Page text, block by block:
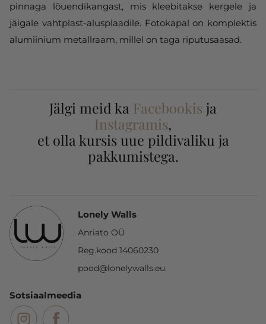
pinnaga lõuendikangast, mis kleebitakse kergele ja
jäigale vahtplast-alusplaadile. Fotokapal on komplektis
alumiinium metallraam, millel on taga riputusaasad.
Jälgi meid ka Facebookis ja
Instagramis,
et olla kursis uue pildivaliku ja
pakkumistega.
Lonely Walls
Anriato OÜ
Reg.kood 14060230
pood@lonelywalls.eu
Sotsiaalmeedia